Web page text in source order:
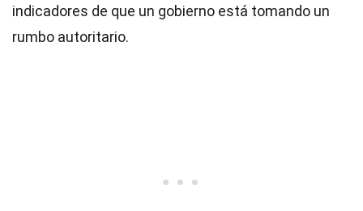
indicadores de que un gobierno está tomando un
rumbo autoritario.